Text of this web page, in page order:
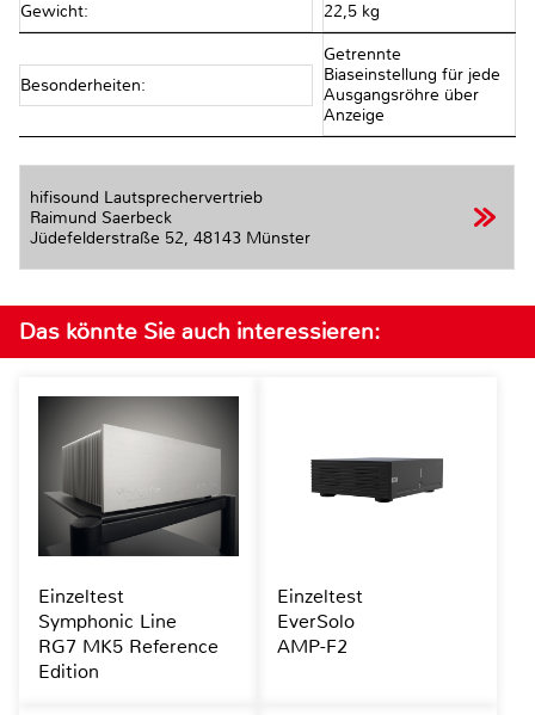
Gewicht: 22,5 kg
Besonderheiten:
Getrennte
Biaseinstellung für jede
Ausgangsröhre über
Anzeige
hifisound Lautsprechervertrieb
Raimund Saerbeck
Jüdefelderstraße 52, 48143 Münster
Das könnte Sie auch interessieren:
Einzeltest
Symphonic Line
RG7 MK5 Reference
Edition
Einzeltest
EverSolo
AMP-F2